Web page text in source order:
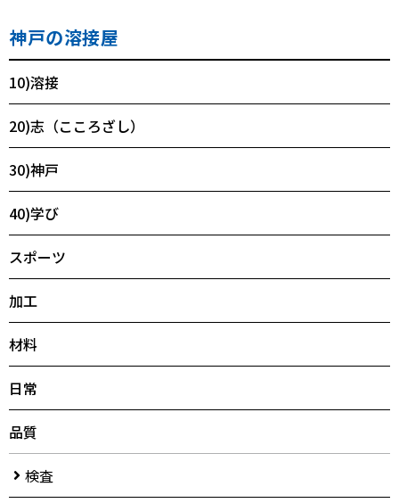
神戸の溶接屋
10)溶接
20)志（こころざし）
30)神戸
40)学び
スポーツ
加工
材料
日常
品質
検査